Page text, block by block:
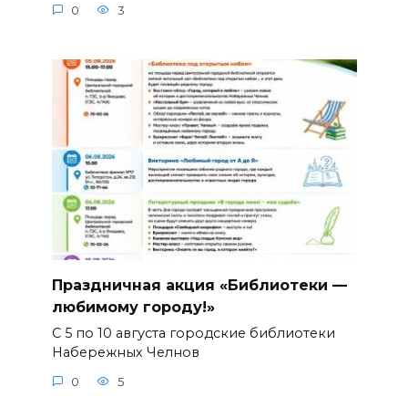
0 3
Праздничная акция «Библиотеки —
любимому городу!»
С 5 по 10 августа городские библиотеки
Набережных Челнов
0 5